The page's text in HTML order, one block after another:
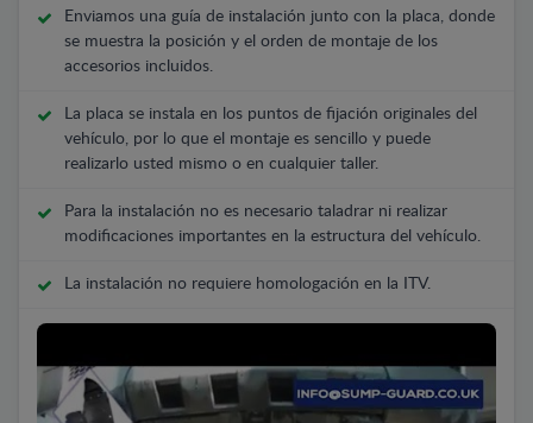
Enviamos una guía de instalación junto con la placa, donde
se muestra la posición y el orden de montaje de los
accesorios incluidos.
La placa se instala en los puntos de fijación originales del
vehículo, por lo que el montaje es sencillo y puede
realizarlo usted mismo o en cualquier taller.
Para la instalación no es necesario taladrar ni realizar
modificaciones importantes en la estructura del vehículo.
La instalación no requiere homologación en la ITV.